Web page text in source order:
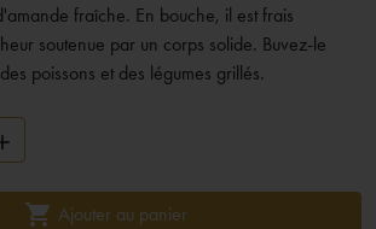
fraîche. En bouche, il est frais
soutenue par un corps solide. Buvez-le
poissons et des légumes grillés.
 Ajouter au panier